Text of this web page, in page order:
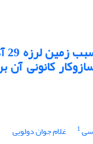
کانونی
1 غلام جوان دولویی